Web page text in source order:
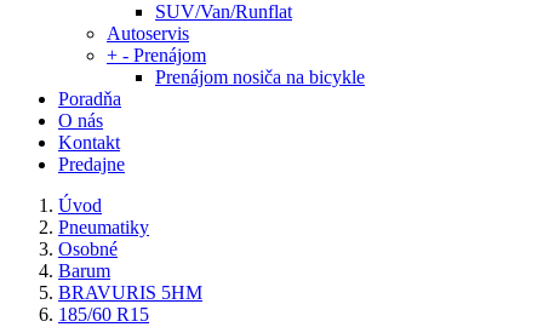
SUV/Van/Runflat
Autoservis
+ - Prenájom
Prenájom nosiča na bicykle
Poradňa
O nás
Kontakt
Predajne
Úvod
Pneumatiky
Osobné
Barum
BRAVURIS 5HM
185/60 R15